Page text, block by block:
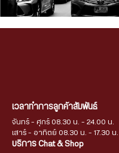
เวลาทำการลูกค้าสัมพันธ์
จันทร์ - ศุกร์ 08.30 น. - 24.00 น.
เสาร์ - อาทิตย์ 08.30 น. - 17.30 น.
บริการ Chat & Shop